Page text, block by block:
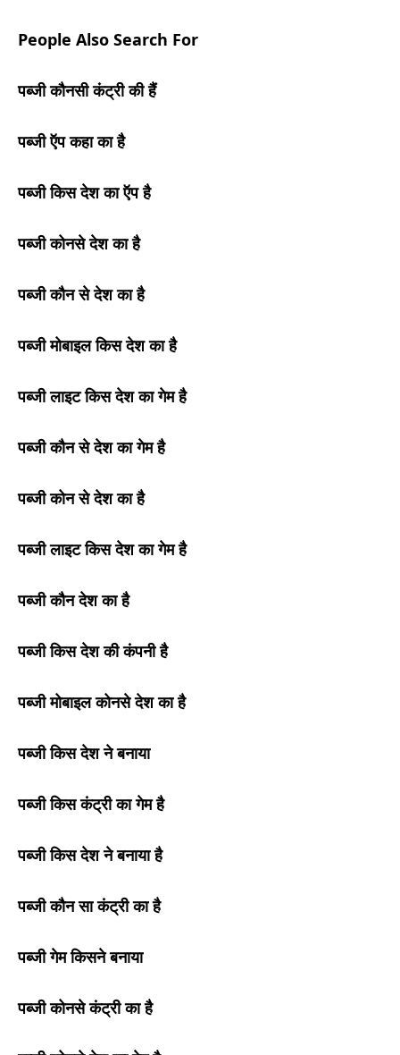
People Also Search For
पब्जी कौनसी कंट्री की हैं
पब्जी ऍप कहा का है
पब्जी किस देश का ऍप है
पब्जी कोनसे देश का है
पब्जी कौन से देश का है
पब्जी मोबाइल किस देश का है
पब्जी लाइट किस देश का गेम है
पब्जी कौन से देश का गेम है
पब्जी कोन से देश का है
पब्जी लाइट किस देश का गेम है
पब्जी कौन देश का है
पब्जी किस देश की कंपनी है
पब्जी मोबाइल कोनसे देश का है
पब्जी किस देश ने बनाया
पब्जी किस कंट्री का गेम है
पब्जी किस देश ने बनाया है
पब्जी कौन सा कंट्री का है
पब्जी गेम किसने बनाया
पब्जी कोनसे कंट्री का है